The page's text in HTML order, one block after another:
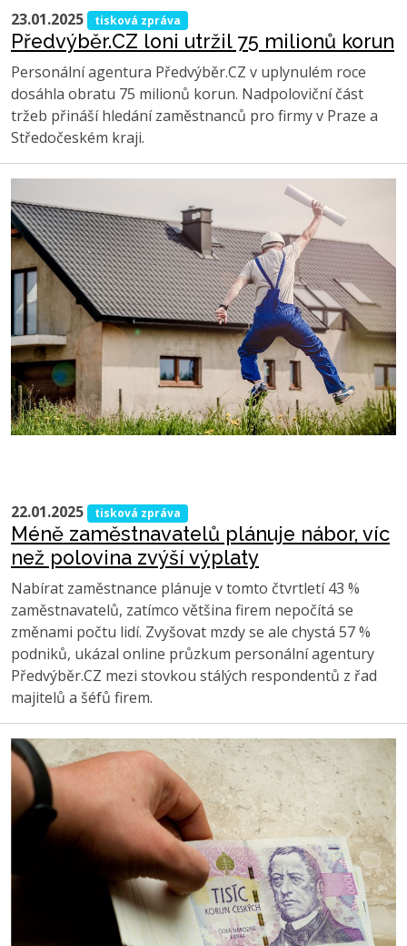
23.01.2025 tisková zpráva
Předvýběr.CZ loni utržil 75 milionů korun
Personální agentura Předvýběr.CZ v uplynulém roce
dosáhla obratu 75 milionů korun. Nadpoloviční část
tržeb přináší hledání zaměstnanců pro firmy v Praze a
Středočeském kraji.
22.01.2025 tisková zpráva
Méně zaměstnavatelů plánuje nábor, víc
než polovina zvýší výplaty
Nabírat zaměstnance plánuje v tomto čtvrtletí 43 %
zaměstnavatelů, zatímco většina firem nepočítá se
změnami počtu lidí. Zvyšovat mzdy se ale chystá 57 %
podniků, ukázal online průzkum personální agentury
Předvýběr.CZ mezi stovkou stálých respondentů z řad
majitelů a šéfů firem.